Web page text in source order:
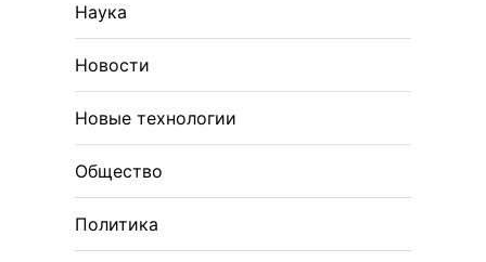
Наука
Новости
Новые технологии
Общество
Политика